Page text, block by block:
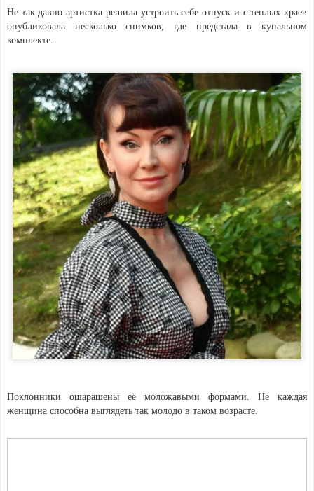
Не так давно артистка решила устроить себе отпуск и с теплых краев
опубликовала несколько снимков, где предстала в купальном
комплекте.
Поклонники ошарашены её моложавыми формами. Не каждая
женщина способна выглядеть так молодо в таком возрасте.